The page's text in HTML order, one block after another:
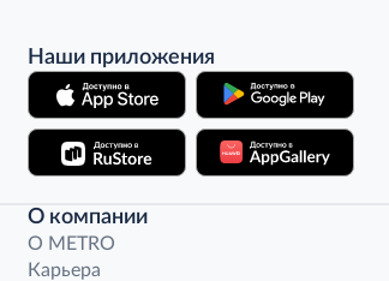
Наши приложения
О компании
O METRO
Карьера